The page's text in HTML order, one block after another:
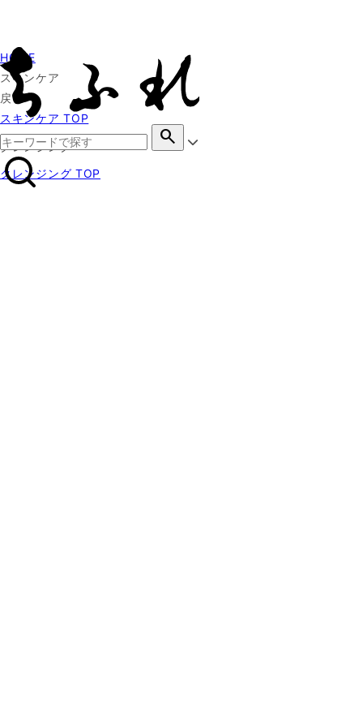
search
HOME
スキンケア
戻る
スキンケア TOP
クレンジング
クレンジング TOP